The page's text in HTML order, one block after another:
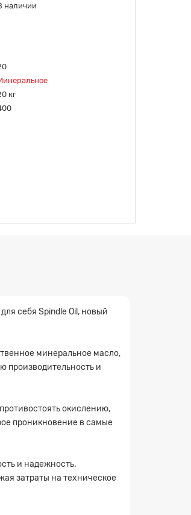
наличии
кг
себя Spindle Oil, новый
минеральное масло,
производительность и
окислению,
проникновение в самые
и надежность.
затраты на техническое